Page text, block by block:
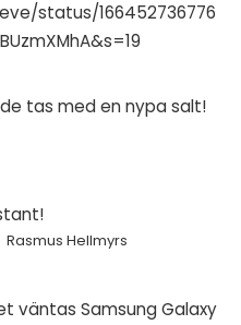
status/166452736776
tas med en nypa salt!
Rasmus Hellmyrs
väntas Samsung Galaxy